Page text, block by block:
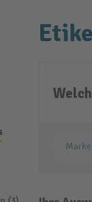
Marke